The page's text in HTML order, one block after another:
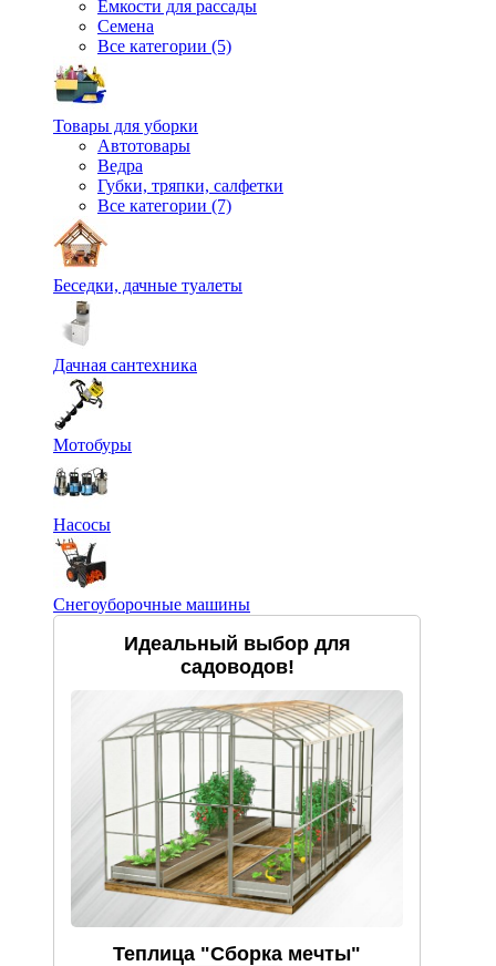
Емкости для рассады
Семена
Все категории (5)
Товары для уборки
Автотовары
Ведра
Губки, тряпки, салфетки
Все категории (7)
Беседки, дачные туалеты
Дачная сантехника
Мотобуры
Насосы
Снегоуборочные машины
Идеальный выбор для
садоводов!
Теплица "Сборка мечты"